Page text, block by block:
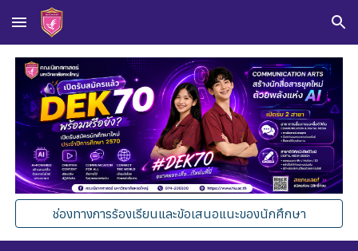
Skip to main content Skip to navigation
ช่องทางการร้องเรียนและข้อเสนอแนะของนักศึกษา